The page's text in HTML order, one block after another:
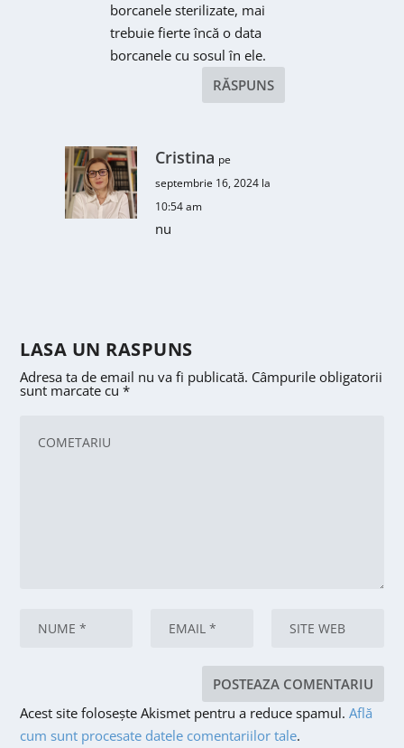
borcanele sterilizate, mai
trebuie fierte încă o data
borcanele cu sosul în ele.
RĂSPUNS
Cristina pe
septembrie 16, 2024 la
10:54 am
nu
LASA UN RASPUNS
Adresa ta de email nu va fi publicată. Câmpurile obligatorii
sunt marcate cu*
Acest site folosește Akismet pentru a reduce spamul.Află
cum sunt procesate datele comentariilor tale.